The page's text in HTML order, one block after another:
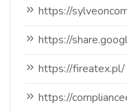
https://
https://
https://fireatex.pl/
https://